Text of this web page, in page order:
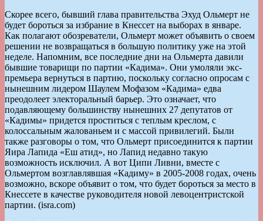
Скорее всего, бывший глава правительства Эхуд Ольмерт не
будет бороться за избрание в Кнессет на выборах в январе.
Как полагают обозреватели, Ольмерт может объявить о своем
решении не возвращаться в большую политику уже на этой
неделе. Напомним, все последние дни на Ольмерта давили
бывшие товарищи по партии «Кадима». Они умоляли экс-
премьера вернуться в партию, поскольку согласно опросам с
нынешним лидером Шаулем Мофазом «Кадима» едва
преодолеет электоральный барьер. Это означает, что
подавляющему большинству нынешних 27 депутатов от
«Кадимы» придется проститься с теплым креслом, с
колоссальным жалованьем и с массой привилегий. Были
также разговоры о том, что Ольмерт присоединится к партии
Яира Лапида «Еш атид», но Лапид недавно такую
возможность исключил. А вот Ципи Ливни, вместе с
Ольмертом возглавлявшая «Кадиму» в 2005-2008 годах, очень
возможно, вскоре объявит о том, что будет бороться за место в
Кнессете в качестве руководителя новой левоцентристской
партии. (isra.com)